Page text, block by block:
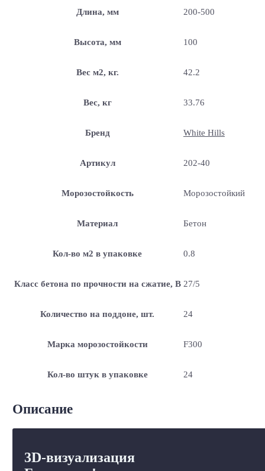
Длина, мм 200-500
Высота, мм 100
Вес м2, кг. 42.2
Вес, кг 33.76
Бренд White Hills
Артикул 202-40
Морозостойкость Морозостойкий
Материал Бетон
Кол-во м2 в упаковке 0.8
Класс бетона по прочности на сжатие, В 27/5
Количество на поддоне, шт. 24
Марка морозостойкости F300
Кол-во штук в упаковке 24
Описание
3D-визуализация